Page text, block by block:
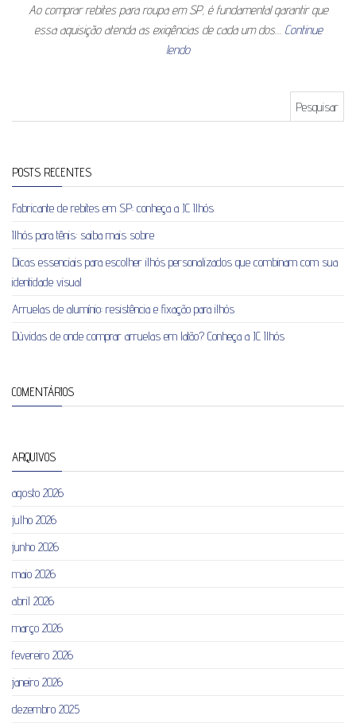
Ao comprar rebites para roupa em SP, é fundamental garantir que
essa aquisição atenda as exigências de cada um dos… Continue
lendo
POSTS RECENTES
Fabricante de rebites em SP: conheça a JC Ilhós
Ilhós para tênis: saiba mais sobre
Dicas essenciais para escolher ilhós personalizados que combinam com sua
identidade visual
Arruelas de alumínio: resistência e fixação para ilhós
Dúvidas de onde comprar arruelas em latão? Conheça a JC Ilhós
COMENTÁRIOS
ARQUIVOS
agosto 2026
julho 2026
junho 2026
maio 2026
abril 2026
março 2026
fevereiro 2026
janeiro 2026
dezembro 2025